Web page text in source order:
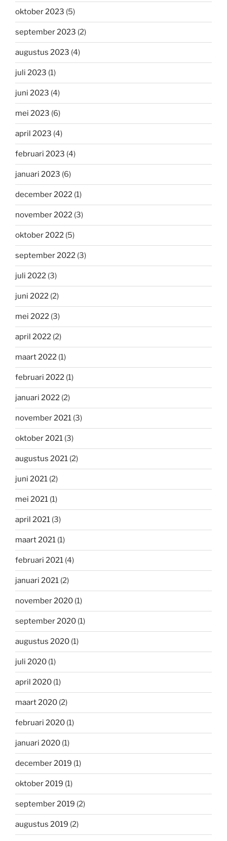
oktober 2023 (5)
september 2023 (2)
augustus 2023 (4)
juli 2023 (1)
juni 2023 (4)
mei 2023 (6)
april 2023 (4)
februari 2023 (4)
januari 2023 (6)
december 2022 (1)
november 2022 (3)
oktober 2022 (5)
september 2022 (3)
juli 2022 (3)
juni 2022 (2)
mei 2022 (3)
april 2022 (2)
maart 2022 (1)
februari 2022 (1)
januari 2022 (2)
november 2021 (3)
oktober 2021 (3)
augustus 2021 (2)
juni 2021 (2)
mei 2021 (1)
april 2021 (3)
maart 2021 (1)
februari 2021 (4)
januari 2021 (2)
november 2020 (1)
september 2020 (1)
augustus 2020 (1)
juli 2020 (1)
april 2020 (1)
maart 2020 (2)
februari 2020 (1)
januari 2020 (1)
december 2019 (1)
oktober 2019 (1)
september 2019 (2)
augustus 2019 (2)